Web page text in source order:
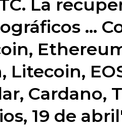
La
…
Litecoin,
Cardano,
19 de